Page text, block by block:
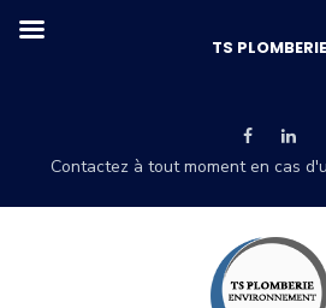
Contactez à tout moment en cas
TS PLOMBERIE